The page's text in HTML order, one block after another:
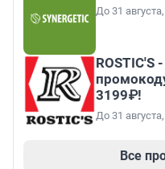
До 31
ROSTIC'S
3199₽!
До 31
Все